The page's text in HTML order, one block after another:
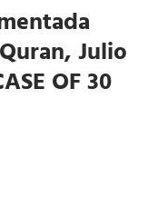
Julio
OF 30